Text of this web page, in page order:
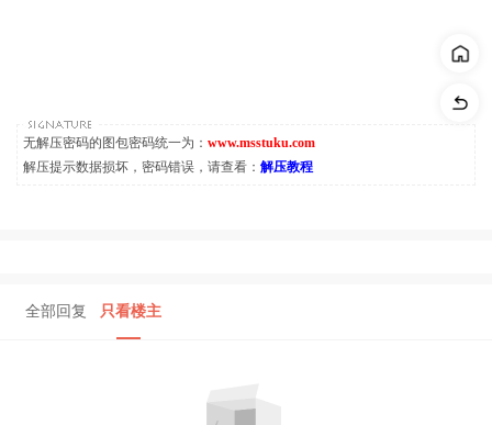
无解压密码的图包密码统一为： www.msstuku.com
解压提示数据损坏，密码错误，请查看： 解压教程
全部回复 只看楼主